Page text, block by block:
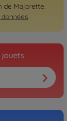
de Majorette.
.